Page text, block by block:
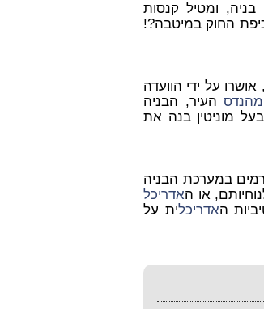
ומטיל קנסות
החוק במיטבה?!
על ידי הוועדה
מהנדסהעיר, הבניה
בעל מוניטין בנה את
במערכת הבניה
או האדריכל
האדריכלית על